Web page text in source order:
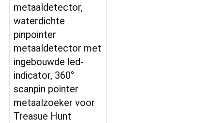
metaaldetector,
waterdichte
pinpointer
metaaldetector met
ingebouwde led-
indicator, 360°
scanpin pointer
metaalzoeker voor
Treasue Hunt